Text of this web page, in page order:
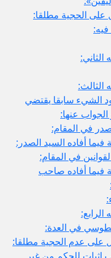
على الحجية مطلقا:
الثالث:
الشي‏ء سابقا يقتضي
الجواب عنها:
في المقام:
فيما أفاده السيد الصدر:
في المقام:
فيما أفاده صاحب
في العدة:
على عدم الحجية مطلقا: